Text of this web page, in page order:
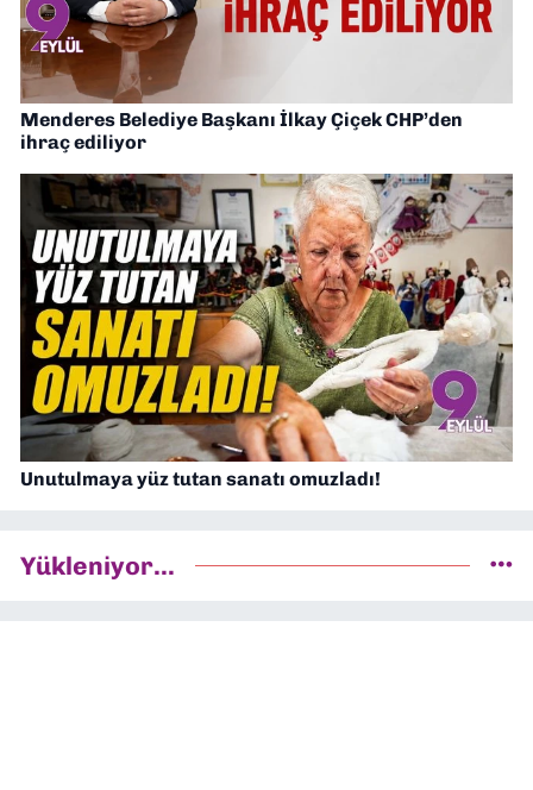
Menderes Belediye Başkanı İlkay Çiçek CHP’den
ihraç ediliyor
Unutulmaya yüz tutan sanatı omuzladı!
Yükleniyor...